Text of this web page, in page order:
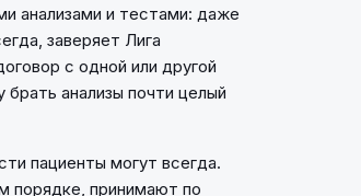
анализами и тестами: даже
заверяет Лига
с одной или другой
анализы почти целый
пациенты могут всегда.
порядке, принимают по